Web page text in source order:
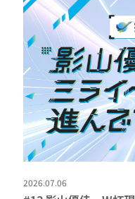
2026.07.06